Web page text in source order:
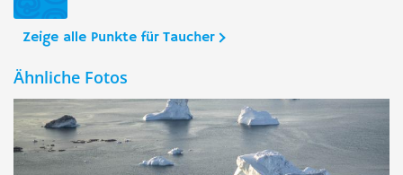
Zeige alle Punkte für Taucher
Ähnliche Fotos